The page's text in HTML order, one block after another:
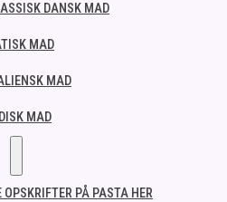
DANSK MAD
MAD
MAD​
MAD​
OPSKRIFTER PÅ PASTA HER